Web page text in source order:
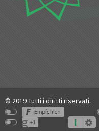
© 2019 Tutti i diritti riservati.